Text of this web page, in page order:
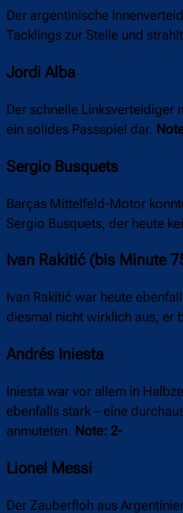
Der argentinische
Tacklings zur Stelle und
Jordi Alba
Der schnelle Linksverteidiger
ein solides Passspiel dar.
Sergio Busquets
Barças Mittelfeld-Motor
Sergio Busquets, der heute
Ivan Rakitić (bis Minute
Ivan Rakitić war heute
diesmal nicht wirklich aus, er
Andrés Iniesta
Iniesta war vor allem in
ebenfalls stark – eine
anmuteten. Note: 2-
Lionel Messi
Der Zauberfloh aus